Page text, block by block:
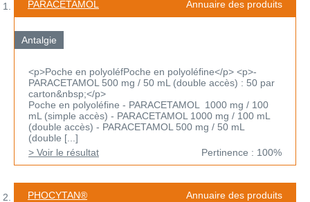
PARACETAMOL Annuaire des produits
Antalgie
<p>Poche en polyoléfPoche en polyoléfine</p> <p>-
PARACETAMOL 500 mg / 50 mL (double accès) : 50 par
carton&nbsp;</p>
Poche en polyoléfine - PARACETAMOL 1000 mg / 100
mL (simple accès) - PARACETAMOL 1000 mg / 100 mL
(double accès) - PARACETAMOL 500 mg / 50 mL
(double [...]
> Voir le résultat
Pertinence : 100%
PHOCYTAN® Annuaire des produits